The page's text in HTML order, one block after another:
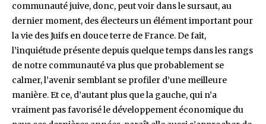
communauté juive, donc, peut voir dans le sursaut, au
dernier moment, des électeurs un élément important pour
la vie des Juifs en douce terre de France. De fait,
l’inquiétude présente depuis quelque temps dans les rangs
de notre communauté va plus que probablement se
calmer, l’avenir semblant se profiler d’une meilleure
manière. Et ce, d’autant plus que la gauche, qui n’a
vraiment pas favorisé le développement économique du